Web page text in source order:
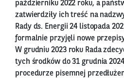
październiku 2022 roku, a
zatwierdziły ich treść na
Rady ds. Energii 24 listopada
formalnie przyjęli nowe
W grudniu 2023 roku Rada
tych środków do 31 grudnia
procedurze pisemnej